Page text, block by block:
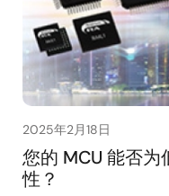
2025年2月18日
您的 MCU 能否
性？